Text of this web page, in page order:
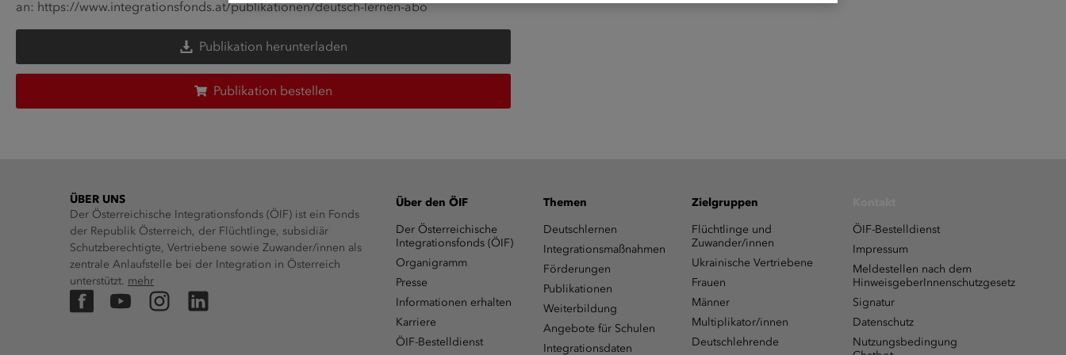
an: https://www.integrationsfonds.at/publikationen/deutsch-lernen-abo
Publikation herunterladen
Publikation bestellen
ÜBER UNS
Der Österreichische Integrationsfonds (ÖIF) ist ein Fonds
der Republik Österreich, der Flüchtlinge, subsidiär
Schutzberechtigte, Vertriebene sowie Zuwander/innen als
zentrale Anlaufstelle bei der Integration in Österreich
unterstützt. mehr
FacebookYouTubeInstagramLinkedIn
Über den ÖIF
Der Österreichische
Integrationsfonds (ÖIF)
Organigramm
Presse
Informationen erhalten
Karriere
ÖIF-Bestelldienst
Themen
Deutschlernen
Integrationsmaßnahmen
Förderungen
Publikationen
Weiterbildung
Angebote für Schulen
Integrationsdaten
Zielgruppen
Flüchtlinge und
Zuwander/innen
Ukrainische Vertriebene
Frauen
Männer
Multiplikator/innen
Deutschlehrende
ÖIF-Bestelldienst
Impressum
Meldestellen nach dem
HinweisgeberInnenschutzgesetz
Signatur
Datenschutz
Nutzungsbedingung